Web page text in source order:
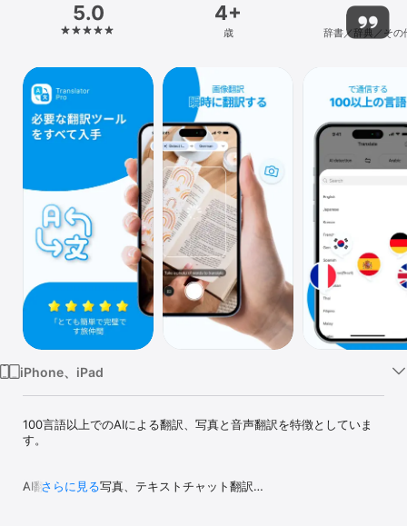
プラットフォーム
iPhone
iPad
Mac
Vision
5.0 4+
歳 辞書／辞典／その
iPhone、iPad
100言語以上でのAIによる翻訳、写真と音声翻訳を特徴としていま
す。
AI翻訳: 音声、写真、テキストチャット翻訳
さらに見る